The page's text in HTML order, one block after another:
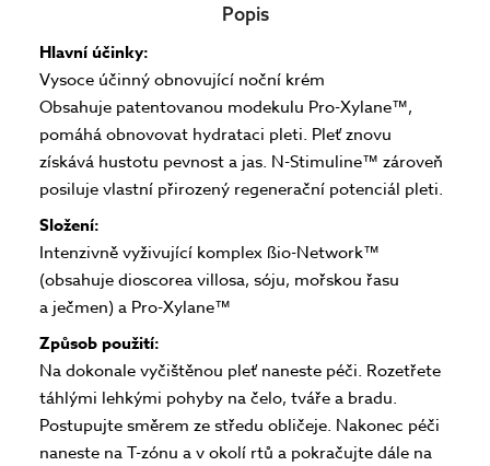
Popis
Hlavní účinky:
Vysoce účinný obnovující noční krém
Obsahuje patentovanou modekulu Pro-Xylane™,
pomáhá obnovovat hydrataci pleti. Pleť znovu
získává hustotu pevnost a jas. N-Stimuline™ zároveň
posiluje vlastní přirozený regenerační potenciál pleti.
Složení:
Intenzivně vyživující komplex ßio-Network™
(obsahuje dioscorea villosa, sóju, mořskou řasu
a ječmen) a Pro-Xylane™
Způsob použití:
Na dokonale vyčištěnou pleť naneste péči. Rozetřete
táhlými lehkými pohyby na čelo, tváře a bradu.
Postupujte směrem ze středu obličeje. Nakonec péči
naneste na T-zónu a v okolí rtů a pokračujte dále na